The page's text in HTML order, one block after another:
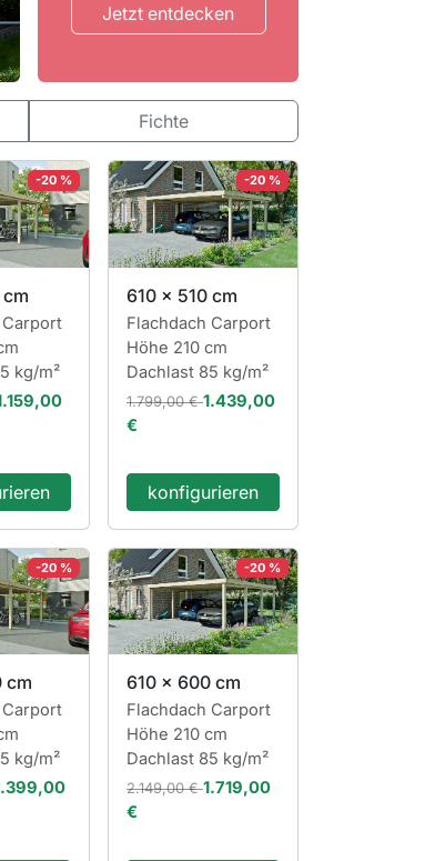
Jetzt entdecken
Fichte
-20 %
kg/m²
-20 %
610 x 510 cm
Flachdach Carport
Höhe 210 cm
Dachlast 85 kg/m²
1.799,00 €1.439,00
€
konfigurieren
-20 %
cm
kg/m²
-20 %
610 x 600 cm
Flachdach Carport
Höhe 210 cm
Dachlast 85 kg/m²
2.149,00 €1.719,00
€